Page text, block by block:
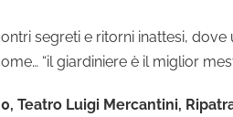
segreti e ritorni inattesi,
“il giardiniere è il miglior
Teatro Luigi Mercantini,